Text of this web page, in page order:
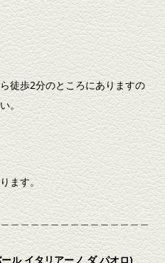
徒歩2分のところにありますの
。
ます。
＿＿＿＿＿＿＿＿＿＿＿＿＿＿
ル イタリアーノ ダ パオロ)